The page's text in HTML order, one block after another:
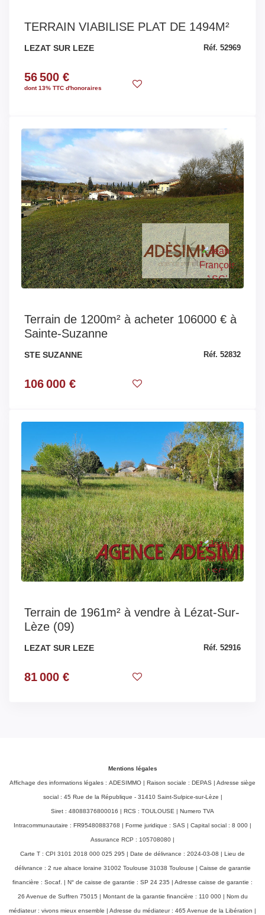
TERRAIN VIABILISE PLAT DE 1494M²
LEZAT SUR LEZE Réf. 52969
56 500 €
dont 13% TTC d'honoraires
Terrain de 1200m² à acheter 106000 € à
Sainte-Suzanne
STE SUZANNE Réf. 52832
106 000 €
Terrain de 1961m² à vendre à Lézat-Sur-
Lèze (09)
LEZAT SUR LEZE Réf. 52916
81 000 €
Mentions légales
Affichage des informations légales : ADESIMMO | Raison sociale : DEPAS | Adresse siège
social : 45 Rue de la République - 31410 Saint-Sulpice-sur-Lèze |
Siret : 48088376800016 | RCS : TOULOUSE | Numero TVA
Intracommunautaire : FR95480883768 | Forme juridique : SAS | Capital social : 8 000 |
Assurance RCP : 105708080 |
Carte T : CPI 3101 2018 000 025 295 | Date de délivrance : 2024-03-08 | Lieu de
délivrance : 2 rue alsace loraine 31002 Toulouse 31038 Toulouse | Caisse de garantie
financière : Socaf. | N° de caisse de garantie : SP 24 235 | Adresse caisse de garantie :
26 Avenue de Suffren 75015 | Montant de la garantie financière : 110 000 | Nom du
médiateur : vivons mieux ensemble | Adresse du médiateur : 465 Avenue de la Libération |